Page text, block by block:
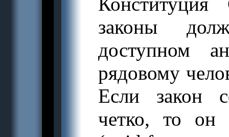
законы
доступном
рядовому
Если закон
четко, то он